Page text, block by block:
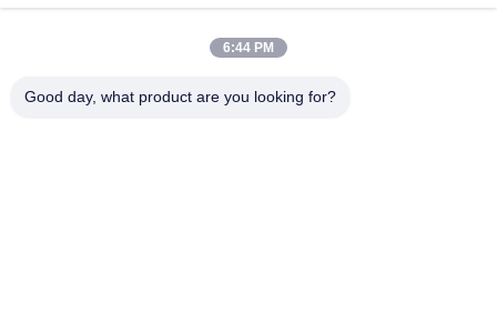
6:44 PM
Good day, what product are you looking for?